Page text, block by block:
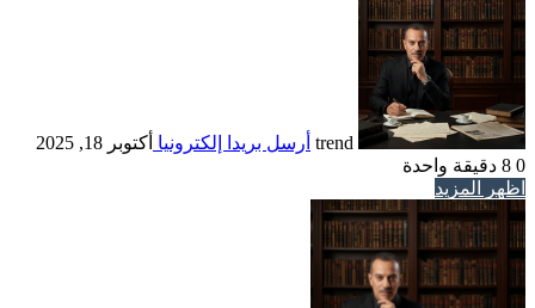
trend أرسل بريدا إلكترونيا أكتوبر 18, 2025
0
دقيقة واحدة
اظهر المزيد